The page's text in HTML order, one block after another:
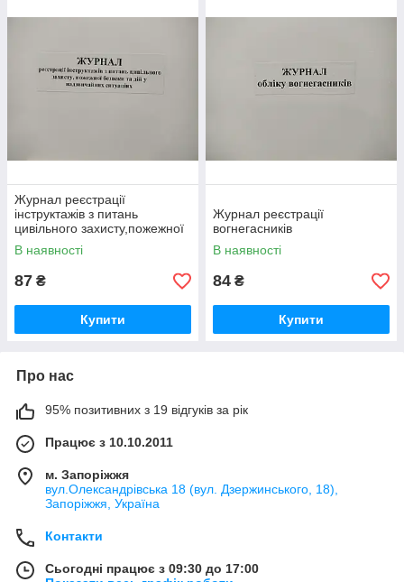
Журнал реєстрації
інструктажів з питань
цивільного захисту,пожежної
безпеки та дій у
надзвичайних ситуаціях
В наявності
87 ₴
Купити
Журнал реєстрації
вогнегасників
В наявності
84 ₴
Купити
Про нас
95% позитивних з 19 відгуків за рік
Працює з 10.10.2011
м. Запоріжжя
вул.Олександрівська 18 (вул. Дзержинського, 18),
Запоріжжя, Україна
Контакти
Сьогодні працює з 09:30 до 17:00